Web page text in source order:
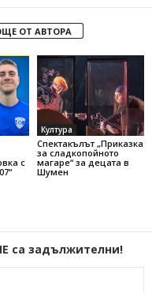
ОТ АВТОРА
с
Култура
Спектакълът „Приказка
за сладкопойното
магаре“ за децата в
Шумен
са задължителни!